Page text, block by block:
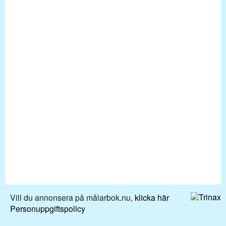
Vill du annonsera på målarbok.nu, klicka här
Personuppgiftspolicy